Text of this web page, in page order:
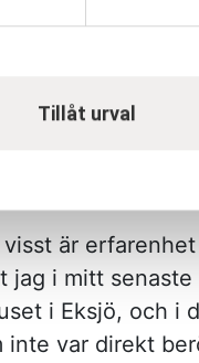
Tillåt urval
Detta hade
nu. Vi har även
Berghäll och
har tagit
i din roll som
är
i mitt
i Eksjö, och i
var direkt